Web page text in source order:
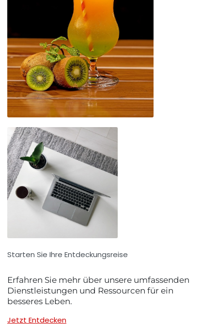
Starten Sie Ihre Entdeckungsreise
Erfahren Sie mehr über unsere umfassenden
Dienstleistungen und Ressourcen für ein
besseres Leben.
Jetzt Entdecken